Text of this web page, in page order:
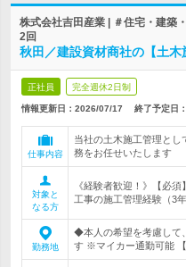
株式会社吉田産業 | ＃住宅・建築
2回
秋田／建設資材商社の【土
正社員 完全週休2日制
情報更新日：2026/07/17 終了予定日：
仕事内容
当社の土木施工管理と
務をお任せいたします
対象と
なる方
《経験者歓迎！》【必
工事の施工管理経験（3年
勤務地
◆本人の希望を考慮して
す ※マイカー通勤可能